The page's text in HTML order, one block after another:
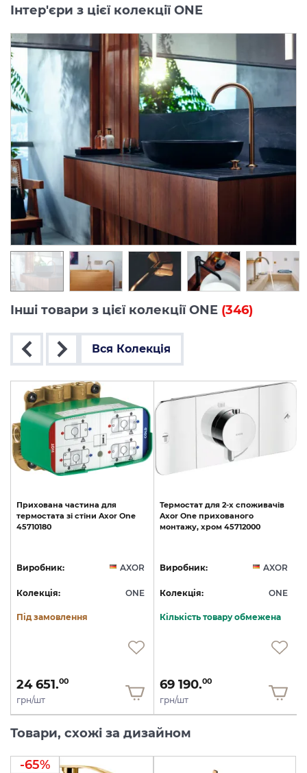
Інтер'єри з цієї колекції ONE
Інші товари з цієї колекції ONE (346)
Вся Колекція
Прихована частина для
термостата зі стіни Axor One
45710180
Виробник: AXOR
Колекція: ONE
Під замовлення
24 651.00
грн/шт
Термостат для 2-х споживачів
Axor One прихованого
монтажу, хром 45712000
Виробник: AXOR
Колекція: ONE
Кількість товару обмежена
69 190.00
грн/шт
Товари, схожі за дизайном
-65%